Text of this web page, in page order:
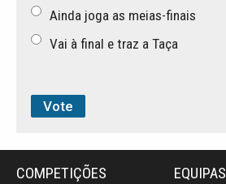
Ainda joga as meias-finais
Vai à final e traz a Taça
COMPETIÇÕES EQUIPAS